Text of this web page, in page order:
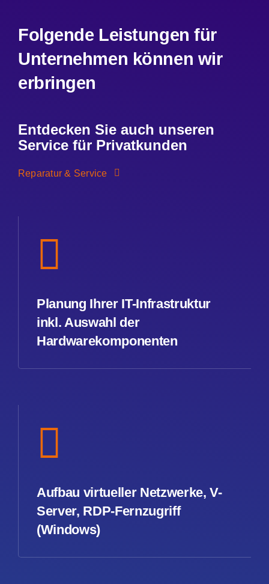
Folgende Leistungen für
Unternehmen können wir
erbringen
Entdecken Sie auch unseren
Service für Privatkunden
Reparatur & Service
Planung Ihrer IT-Infrastruktur
inkl. Auswahl der
Hardwarekomponenten
Aufbau virtueller Netzwerke, V-
Server, RDP-Fernzugriff
(Windows)